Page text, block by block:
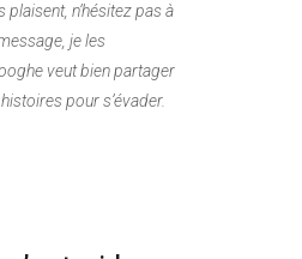
n’hésitez pas à
je les
veut bien partager
pour s’évader.